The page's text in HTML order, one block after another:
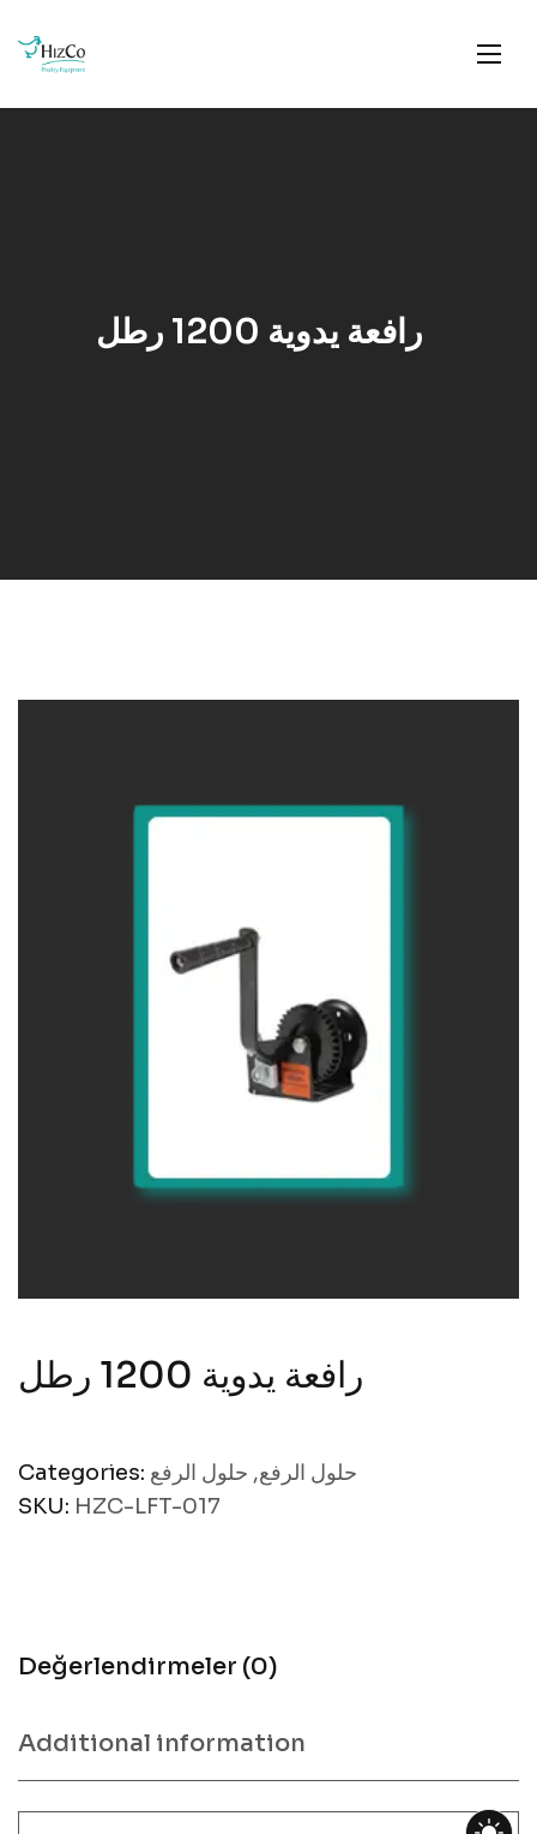
رافعة يدوية 1200 رطل
رافعة يدوية 1200 رطل
Categories: حلول الرفع, حلول الرفع
SKU: HZC-LFT-017
Değerlendirmeler (0)
Additional information